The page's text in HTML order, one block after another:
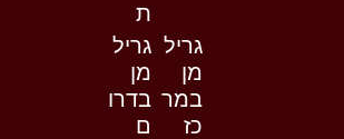
ת
גריל
מן
במר
כז
גריל
מן
בדרו
ם